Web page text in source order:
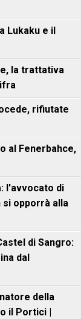
Lukaku e il
la trattativa
rifiutate
al Fenerbahce,
l'avvocato di
si opporrà alla
di Sangro:
dal
della
il Portici |